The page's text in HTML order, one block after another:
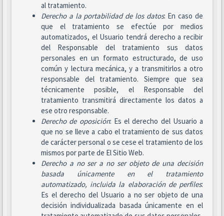
al tratamiento.
Derecho a la portabilidad de los datos: En caso de
que el tratamiento se efectúe por medios
automatizados, el Usuario tendrá derecho a recibir
del Responsable del tratamiento sus datos
personales en un formato estructurado, de uso
común y lectura mecánica, y a transmitirlos a otro
responsable del tratamiento. Siempre que sea
técnicamente posible, el Responsable del
tratamiento transmitirá directamente los datos a
ese otro responsable.
Derecho de oposición: Es el derecho del Usuario a
que no se lleve a cabo el tratamiento de sus datos
de carácter personal o se cese el tratamiento de los
mismos por parte de El Sitio Web.
Derecho a no ser a no ser objeto de una decisión
basada únicamente en el tratamiento
automatizado, incluida la elaboración de perfiles:
Es el derecho del Usuario a no ser objeto de una
decisión individualizada basada únicamente en el